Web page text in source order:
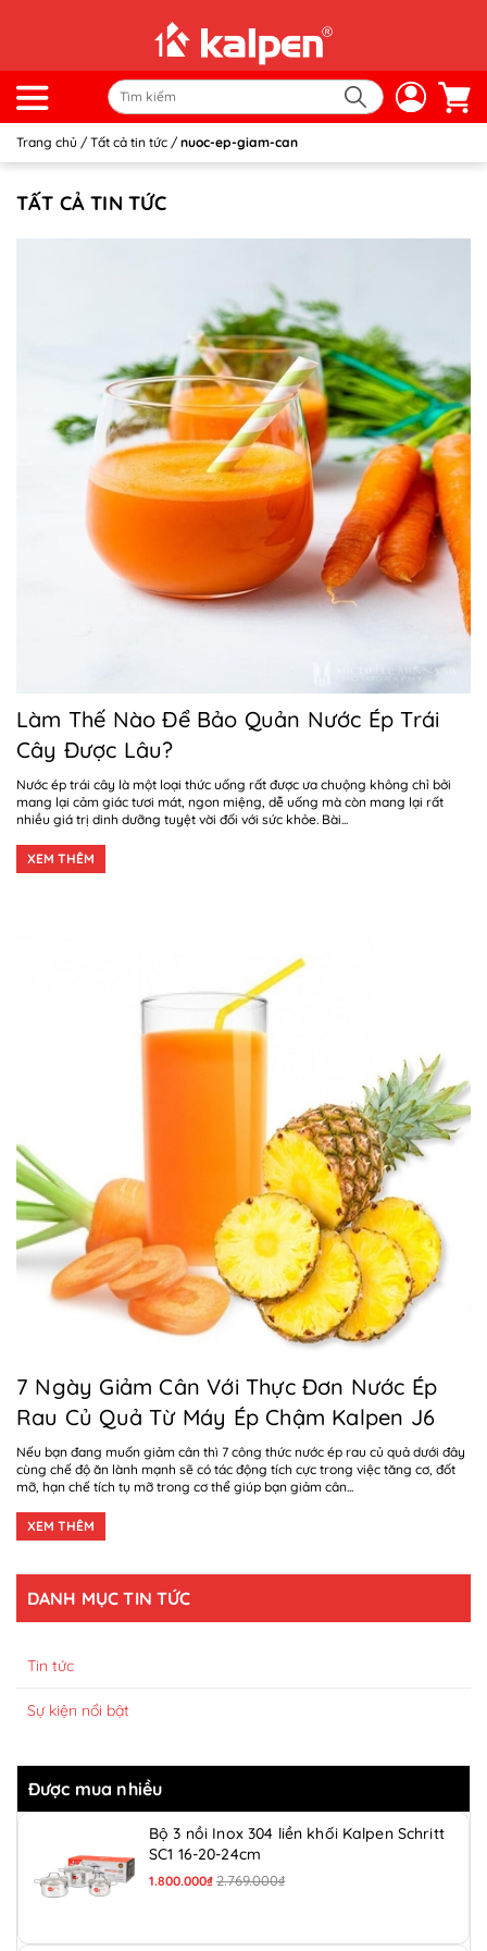
Trang chủ / Tất cả tin tức / nuoc-ep-giam-can
TẤT CẢ TIN TỨC
Làm Thế Nào Để Bảo Quản Nước Ép Trái
Cây Được Lâu?
Nước ép trái cây là một loại thức uống rất được ưa chuộng không chỉ bởi
mang lại cảm giác tươi mát, ngon miệng, dễ uống mà còn mang lại rất
nhiều giá trị dinh dưỡng tuyệt vời đối với sức khỏe. Bài...
XEM THÊM
7 Ngày Giảm Cân Với Thực Đơn Nước Ép
Rau Củ Quả Từ Máy Ép Chậm Kalpen J6
Nếu bạn đang muốn giảm cân thì 7 công thức nước ép rau củ quả dưới đây
cùng chế độ ăn lành mạnh sẽ có tác động tích cực trong việc tăng cơ, đốt
mỡ, hạn chế tích tụ mỡ trong cơ thể giúp bạn giảm cân...
XEM THÊM
DANH MỤC TIN TỨC
Tin tức
Sự kiện nổi bật
Được mua nhiều
Bộ 3 nồi Inox 304 liền khối Kalpen Schritt
SC1 16-20-24cm
1.800.000₫ 2.769.000₫